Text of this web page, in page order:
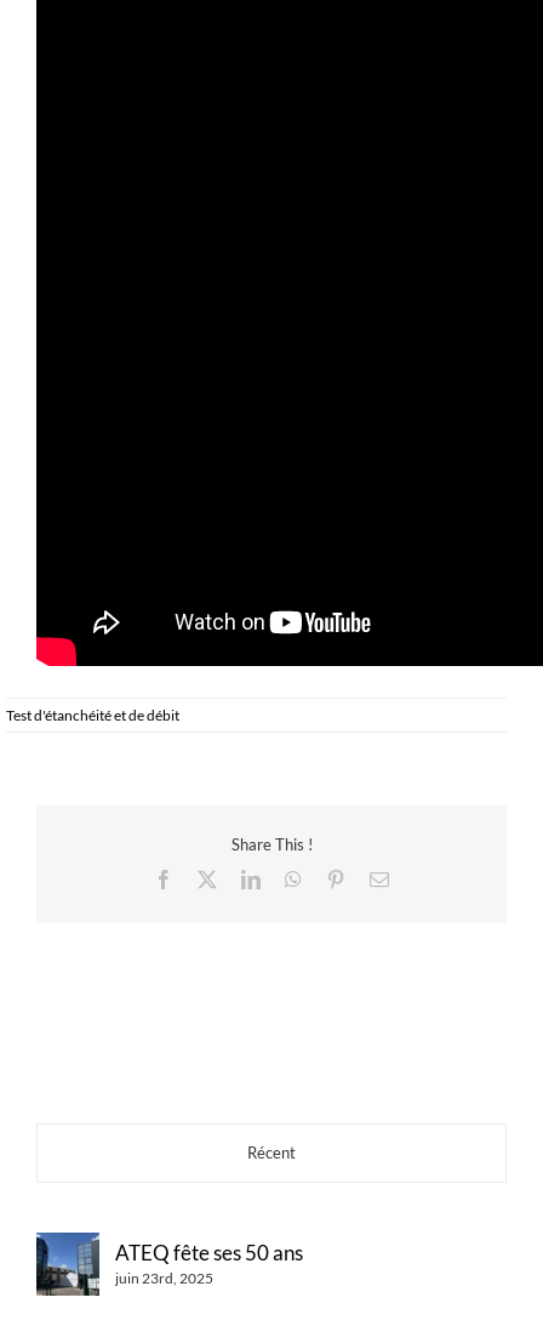
Test d'étanchéité et de débit
Share This !
Facebook
LinkedInWhatsApp
PinterestEmail
Récent
ATEQ fête ses 50 ans
juin 23rd, 2025